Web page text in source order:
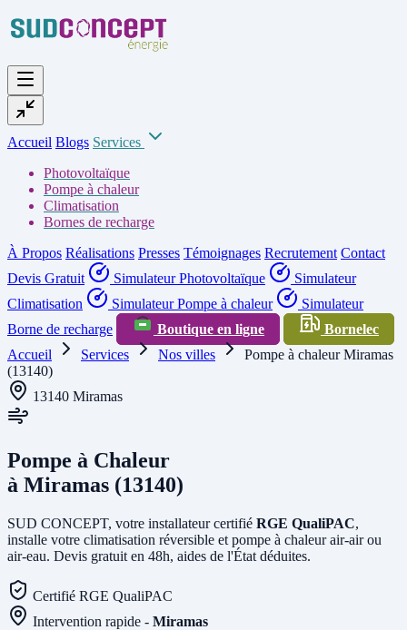
Accueil Blogs Services
Photovoltaïque
Pompe à chaleur
Climatisation
Bornes de recharge
À Propos Réalisations Presses Témoignages Recrutement Contact
Devis Gratuit
Simulateur Photovoltaïque
Simulateur
Climatisation
Simulateur Pompe à chaleur
Simulateur
Borne de recharge
Boutique en ligne
Bornelec
Accueil
Services Nos villes
Pompe à chaleur Miramas
(13140)
13140 Miramas
Pompe à Chaleur
à Miramas (13140)
SUD CONCEPT, votre installateur certifié RGE QualiPAC,
installe votre climatisation réversible et pompe à chaleur air-air ou
air-eau. Devis gratuit en 48h, aides de l'État déduites.
Certifié RGE QualiPAC
Intervention rapide - Miramas